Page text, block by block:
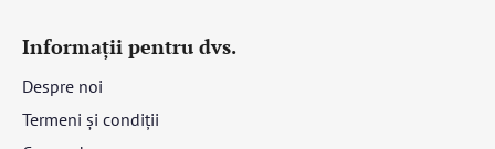
Informații pentru dvs.
Despre noi
Termeni și condiții